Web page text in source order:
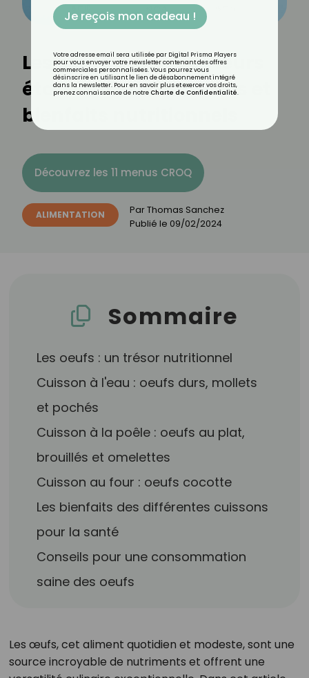
Les oeufs dans tous leurs
états : cuissons variées et
bienfaits nutritionnels
Découvrez les 11 menus CROQ
ALIMENTATION ParThomas Sanchez
Publié le 09/02/2024
Sommaire
Les oeufs : un trésor nutritionnel
Cuisson à l'eau : oeufs durs, mollets
et pochés
Cuisson à la poêle : oeufs au plat,
brouillés et omelettes
Cuisson au four : oeufs cocotte
Les bienfaits des différentes cuissons
pour la santé
Conseils pour une consommation
saine des oeufs
Les œufs, cet aliment quotidien et modeste, sont une
source incroyable de nutriments et offrent une
Je reçois mon cadeau !
Votre adresse email sera utilisée par Digital Prisma Players
pour vous envoyer votre newsletter contenant des offres
commerciales personnalisées. Vous pourrez vous
désinscrire en utilisant le lien de désabonnement intégré
dans la newsletter. Pour en savoir plus et exercer vos droits,
prenez connaissance de notre Charte de Confidentialité.